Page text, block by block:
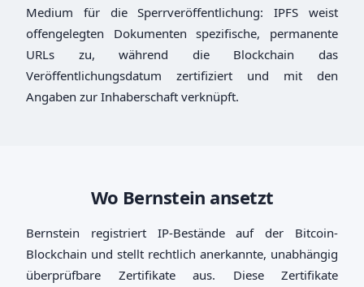
Medium für die Sperrveröffentlichung: IPFS weist
offengelegten Dokumenten spezifische, permanente
URLs zu, während die Blockchain das
Veröffentlichungsdatum zertifiziert und mit den
Angaben zur Inhaberschaft verknüpft.
Wo Bernstein ansetzt
Bernstein registriert IP-Bestände auf der Bitcoin-
Blockchain und stellt rechtlich anerkannte, unabhängig
überprüfbare Zertifikate aus. Diese Zertifikate